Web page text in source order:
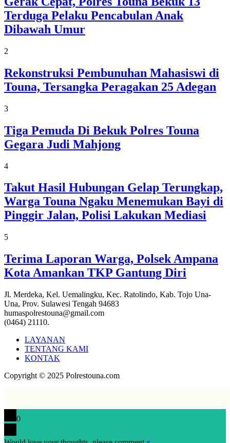
Terduga Pelaku Pencabulan Anak
Dibawah Umur
2
Rekonstruksi Pembunuhan Mahasiswi di
Touna, Tersangka Peragakan 25 Adegan
3
Tiga Pemuda Di Bekuk Polres Touna
Gegara Judi Mahjong
4
Takut Hasil Hubungan Gelap Terungkap,
Warga Touna Ngaku Menemukan Bayi di
Pinggir Jalan, Polisi Lakukan Mediasi
5
Terima Laporan Warga, Polsek Ampana
Kota Amankan TKP Gantung Diri
Jl. Merdeka, Kel. Uemalingku, Kec. Ratolindo, Kab. Tojo Una-
Una, Prov. Sulawesi Tengah 94683
humaspolrestouna@gmail.com
(0464) 21110.
LAYANAN
TENTANG KAMI
KONTAK
Copyright © 2025 Polrestouna.com
0